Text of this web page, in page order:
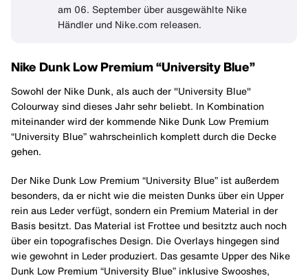
am 06. September über ausgewählte Nike
Händler und Nike.com releasen.
Nike Dunk Low Premium “University Blue”
Sowohl der Nike Dunk, als auch der "University Blue"
Colourway sind dieses Jahr sehr beliebt. In Kombination
miteinander wird der kommende Nike Dunk Low Premium
“University Blue” wahrscheinlich komplett durch die Decke
gehen.
Der Nike Dunk Low Premium “University Blue” ist außerdem
besonders, da er nicht wie die meisten Dunks über ein Upper
rein aus Leder verfügt, sondern ein Premium Material in der
Basis besitzt. Das Material ist Frottee und besitztz auch noch
über ein topografisches Design. Die Overlays hingegen sind
wie gewohnt in Leder produziert. Das gesamte Upper des Nike
Dunk Low Premium “University Blue” inklusive Swooshes,